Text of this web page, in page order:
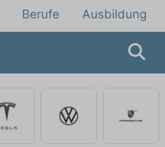
Berufe Ausbildung